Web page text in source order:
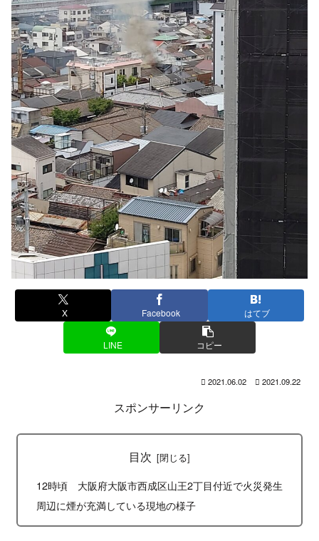
X Facebook はてブ
LINE コピー
2021.06.02 2021.09.22
スポンサーリンク
目次
12時頃 大阪府大阪市西成区山王2丁目付近で火災発生
周辺に煙が充満している現地の様子